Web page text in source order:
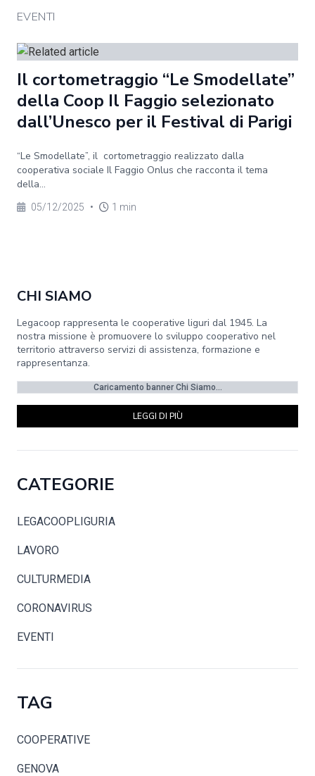
EVENTI
Il cortometraggio “Le Smodellate”
della Coop Il Faggio selezionato
dall’Unesco per il Festival di Parigi
“Le Smodellate”, il cortometraggio realizzato dalla
cooperativa sociale Il Faggio Onlus che racconta il tema
della...
05/12/2025 • 1 min
CHI SIAMO
Legacoop rappresenta le cooperative liguri dal 1945. La
nostra missione è promuovere lo sviluppo cooperativo nel
territorio attraverso servizi di assistenza, formazione e
rappresentanza.
Caricamento banner Chi Siamo...
LEGGI DI PIÙ
CATEGORIE
LEGACOOPLIGURIA
LAVORO
CULTURMEDIA
CORONAVIRUS
EVENTI
TAG
COOPERATIVE
GENOVA